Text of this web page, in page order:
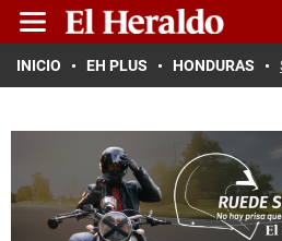
INICIO EH PLUS HONDURAS